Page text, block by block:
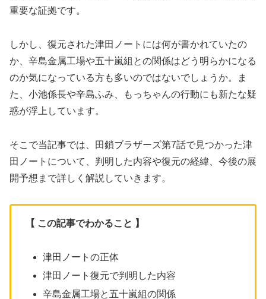
重要な証拠です。
しかし、復元された津田ノートには何が書かれていたの
か、辛島金属工場や五十嵐組との関係はどう明らかになる
のか気になっている方も多いのではないでしょうか。ま
た、小池係長や辛島ふみ、もっちゃんの行動にも新たな疑
惑が浮上しています。
そこで当記事では、田鎖ブラザーズ第7話で見つかった津
田ノートについて、判明した内容や復元の経緯、今後の展
開予想まで詳しく解説していきます。
【 この記事でわかること 】
津田ノートの正体
津田ノート復元で判明した内容
辛島金属工場と五十嵐組の関係